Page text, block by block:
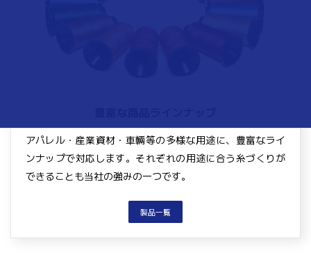
アパレル・産業資材・車輛等の多様な用途に、豊富なライ
ンナップで対応します。それぞれの用途に合う糸づくりが
できることも当社の強みの一つです。
製品一覧